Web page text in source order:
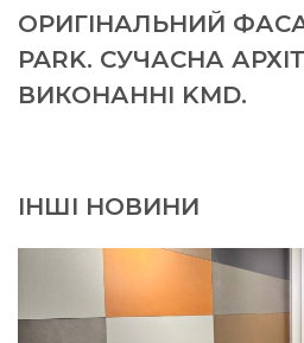
ОРИГІНАЛЬНИЙ
PARK. СУЧАСНА
ВИКОНАННІ KMD.
ІНШІ НОВИНИ